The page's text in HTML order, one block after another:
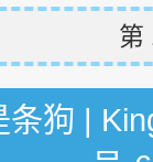
第
狗 |